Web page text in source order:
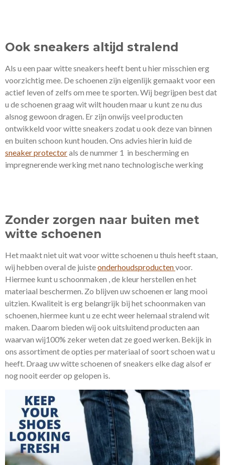
Ook sneakers altijd stralend
Als u een paar witte sneakers heeft bent u hier misschien erg
voorzichtig mee. De schoenen zijn eigenlijk gemaakt voor een
actief leven of zelfs om mee te sporten. Wij begrijpen best dat
u de schoenen graag wit wilt houden maar u kunt ze nu dus
alsnog gewoon dragen. Er zijn onwijs veel producten
ontwikkeld voor witte sneakers zodat u ook deze van binnen
en buiten schoon kunt houden. Ons advies hierin luid de
sneaker protectorals de nummer 1 in bescherming en
impregnerende werking met nano technologische werking
Zonder zorgen naar buiten met
witte schoenen
Het maakt niet uit wat voor witte schoenen u thuis heeft staan,
wij hebben overal de juisteonderhoudsproductenvoor.
Hiermee kunt u schoonmaken , de kleur herstellen en het
materiaal beschermen. Zo blijven uw schoenen er lang mooi
uitzien. Kwaliteit is erg belangrijk bij het schoonmaken van
schoenen, hiermee kunt u ze echt weer helemaal stralend wit
maken. Daarom bieden wij ook uitsluitend producten aan
waarvan wij100% zeker weten dat ze goed werken. Bekijk in
ons assortiment de opties per materiaal of soort schoen wat u
heeft. Draag uw witte schoenen of sneakers elke dag alsof er
nog nooit eerder op gelopen is.